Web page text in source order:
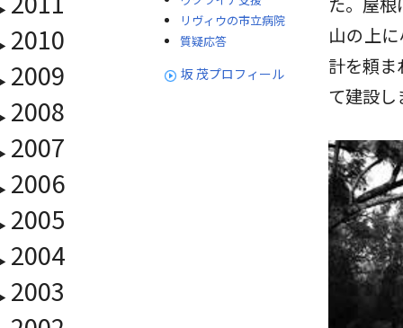
2010
2009
2008
2007
2006
2005
2004
2003
リヴィウの市立病院
質疑応答
坂 茂プロフィール
山の上
計を頼
て建設